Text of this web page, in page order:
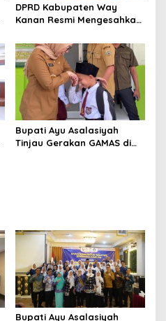
DPRD Kabupaten Way
Kanan Resmi Mengesahkan
Bupati Ayu Asalasiyah
Tinjau Gerakan GAMAS di
Bupati Ayu Asalasiyah